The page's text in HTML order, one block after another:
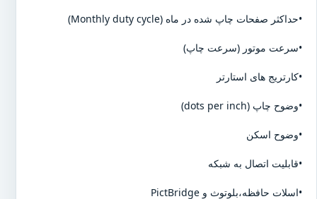
•حداکثر صفحات چاپ شده در ماه (Monthly duty cycle)
•سرعت موتور (سرعت چاپ)
•کارتریج های استارتر
•وضوح چاپ (dots per inch)
•وضوح اسکن
•قابلیت اتصال به شبکه
•اسلات حافظه،بلوتوث و PictBridge